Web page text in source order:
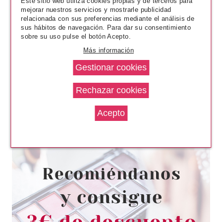
ESSENCE
UM 2.30ML
-11%
desde
3.21€
mejorar nuestros servicios y mostrarle publicidad
relacionada con sus preferencias mediante el análisis de
sus hábitos de navegación. Para dar su consentimiento
sobre su uso pulse el botón Acepto.
Más información